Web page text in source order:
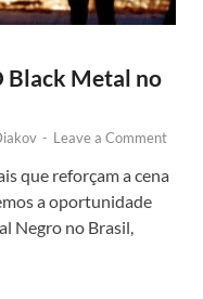
Black Metal no
- Leave a Comment
que reforçam a cena
a oportunidade
Negro no Brasil,